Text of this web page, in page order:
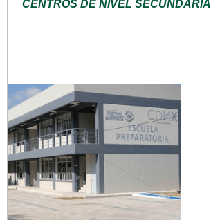
CENTROS DE NIVEL SECUNDARIA